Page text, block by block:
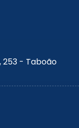
253 - Taboão